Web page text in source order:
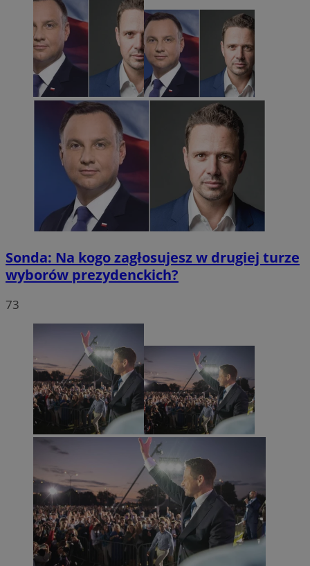
Sonda: Na kogo zagłosujesz w drugiej turze
wyborów prezydenckich?
73